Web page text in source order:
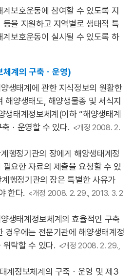
보호운동에 참여할 수 있도록 지
을 지원하고 지역별로 생태적 특
보호운동이 실시될 수 있도록 하
계의 구축ㆍ운영)
생태계에 관한 지식정보의 원활한
해양생태도, 해양생물종 및 서식지
생태계정보체계(이하 “해양생태계
ㆍ운영할 수 있다. <개정 2008. 2.
행정기관의 장에게 해양생태계정
요한 자료의 제출을 요청할 수 있
행정기관의 장은 특별한 사유가
한다. <개정 2008. 2. 29., 2013. 3. 2
생태계정보체계의 효율적인 구축
경우에는 전문기관에 해양생태계정
위탁할 수 있다. <개정 2008. 2. 29.,
계정보체계의 구축ㆍ운영 및 제3